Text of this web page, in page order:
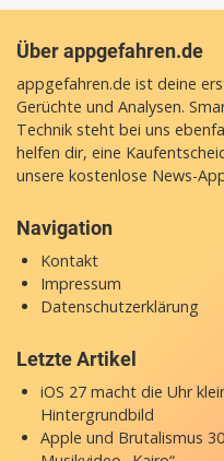
Über appgefahren.de
appgefahren.de ist deine
Gerüchte und Analysen.
Technik steht bei uns
helfen dir, eine
unsere kostenlose News-
Navigation
Kontakt
Impressum
Datenschutzerklärung
Letzte Artikel
iOS 27 macht die Uhr
Hintergrundbild
Apple und Brutalismus